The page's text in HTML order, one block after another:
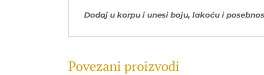
Dodaj u korpu i unesi boju, lakoću i
Povezani proizvodi